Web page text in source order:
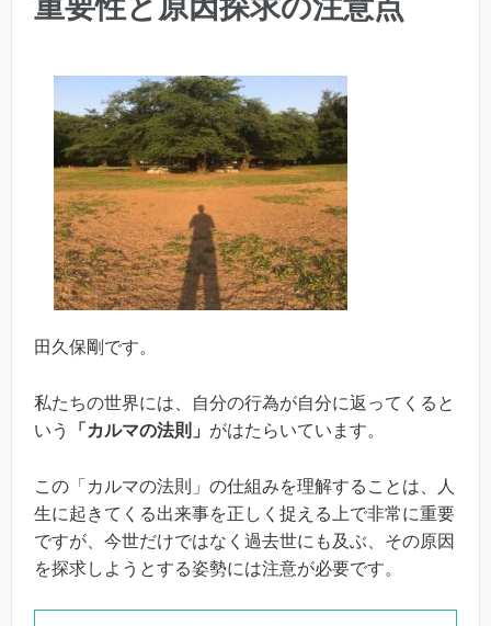
重要性と原因探求の注意点
田久保剛です。
私たちの世界には、自分の行為が自分に返ってくると
いう
「カルマの法則」 がはたらいています。
この「カルマの法則」の仕組みを理解することは、人
生に起きてくる出来事を正しく捉える上で非常に重要
ですが、今世だけではなく過去世にも及ぶ、その原因
を探求しようとする姿勢には注意が必要です。